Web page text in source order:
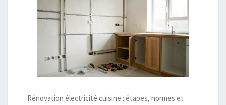
Rénovation électricité cuisine : étapes, normes et